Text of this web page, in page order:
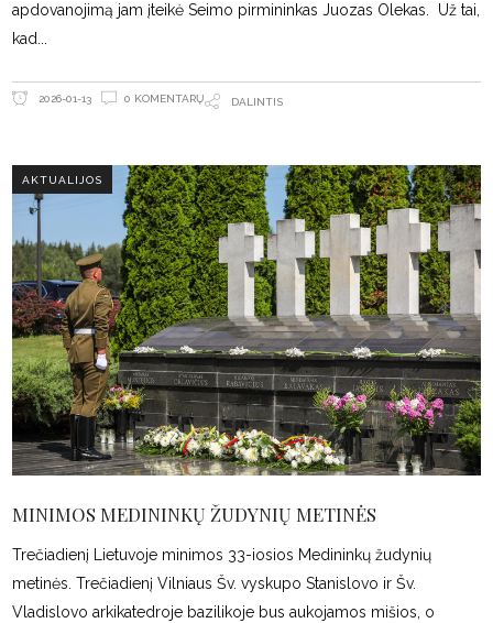
apdovanojimą jam įteikė Seimo pirmininkas Juozas Olekas. Už tai,
kad
2026-01-13 0 KOMENTARŲ DALINTIS
AKTUALIJOS
MINIMOS MEDININKŲ ŽUDYNIŲ METINĖS
Trečiadienį Lietuvoje minimos 33-iosios Medininkų žudynių
metinės. Trečiadienį Vilniaus Šv. vyskupo Stanislovo ir Šv.
Vladislovo arkikatedroje bazilikoje bus aukojamos mišios, o